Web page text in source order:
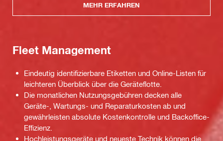
MEHR ERFAHREN
Fleet Management
Eindeutig identifizierbare Etiketten und Online-Listen für
leichteren Überblick über die Geräteflotte.
Die monatlichen Nutzungsgebühren decken alle
Geräte-, Wartungs- und Reparaturkosten ab und
gewährleisten absolute Kostenkontrolle und Backoffice-
Effizienz.
Hochleistungsgeräte und neueste Technik können die